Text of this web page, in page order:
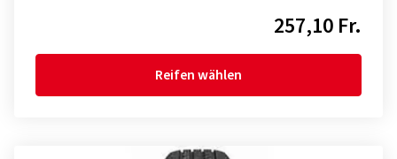
257,10 Fr.
Reifen wählen